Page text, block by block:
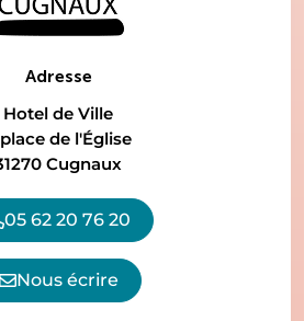
Adresse
Hotel de Ville
de l'Église
Cugnaux
05 62 20 76 20
Nous écrire